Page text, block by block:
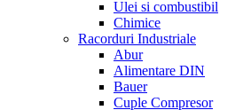
Ulei si combustibil
Chimice
Racorduri Industriale
Abur
Alimentare DIN
Bauer
Cuple Compresor